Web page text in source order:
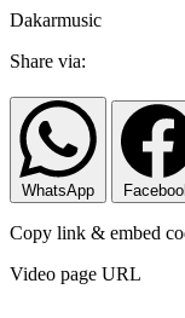
Dakarmusic
Share via:
WhatsApp
Copy link & embed
Video page URL